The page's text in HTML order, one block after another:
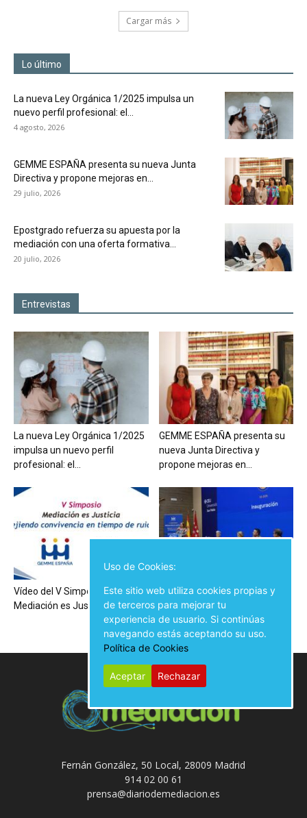
Cargar más
Lo último
La nueva Ley Orgánica 1/2025 impulsa un
nuevo perfil profesional: el...
4 agosto, 2026
GEMME ESPAÑA presenta su nueva Junta
Directiva y propone mejoras en...
29 julio, 2026
Epostgrado refuerza su apuesta por la
mediación con una oferta formativa...
20 julio, 2026
Entrevistas
La nueva Ley Orgánica 1/2025
impulsa un nuevo perfil
profesional: el...
GEMME ESPAÑA presenta su
nueva Junta Directiva y
propone mejoras en...
Vídeo del V Simposio
Mediación es Justicia
Inauguración del V Simposio
Mediación es Justicia
Fernán González, 50 Local, 28009 Madrid
914 02 00 61
prensa@diariodemediacion.es
Uso de Cookies:
Este sitio web utiliza cookies propias y
de terceros para mejorar tu
experiencia de usuario. Si continúas
navegando estás aceptando su uso.
Política de Cookies
Aceptar Rechazar